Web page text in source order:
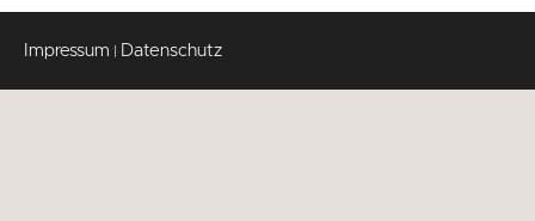
Impressum Datenschutz